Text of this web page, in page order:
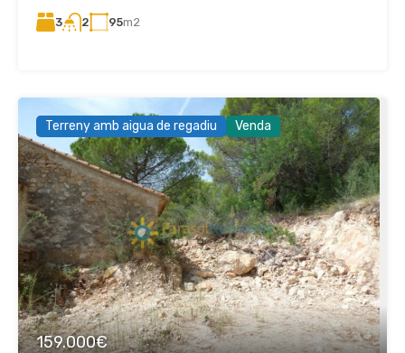
3 2 95m2
Terreny amb aigua de regadiu Venda
159.000€